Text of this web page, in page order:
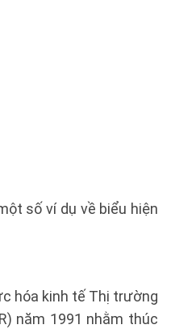
số ví dụ về biểu hiện
hóa kinh tế Thị trường
năm 1991 nhằm thúc